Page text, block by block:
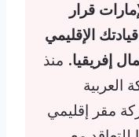
قرار
الإقليمي
إفريقيا. منذ
العربية
مقر إقليمي